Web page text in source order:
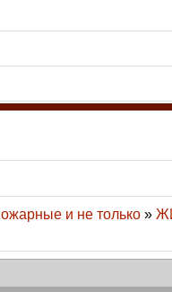
и не только »